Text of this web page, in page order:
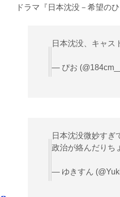
ドラマ『日本沈没－希望の
日本沈没、キャス
— ぴお
日本沈没微妙すぎ
政治が絡んだりち
— ゆきすん